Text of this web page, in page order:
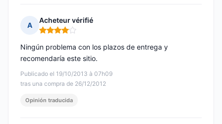
A
Acheteur vérifié
Nota: 4 de 5
Publicado el 19/10/2013 à 07h09
tras una compra de 26/12/2012
Ningún problema con los plazos de entrega y
recomendaría este sitio.
Opinión traducida